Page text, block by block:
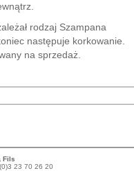
rodzaj Szampana
następuje korkowanie.
na sprzedaż.
Fils
23 70 26 20